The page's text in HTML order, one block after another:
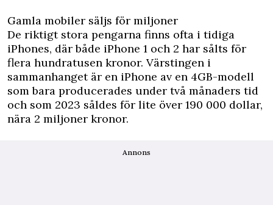
Gamla mobiler säljs för miljoner
De riktigt stora pengarna finns ofta i tidiga
iPhones, där både iPhone 1 och 2 har sålts för
flera hundratusen kronor. Värstingen i
sammanhanget är en iPhone av en 4GB-modell
som bara producerades under två månaders tid
och som 2023 såldes för lite över 190 000 dollar,
nära 2 miljoner kronor.
Annons